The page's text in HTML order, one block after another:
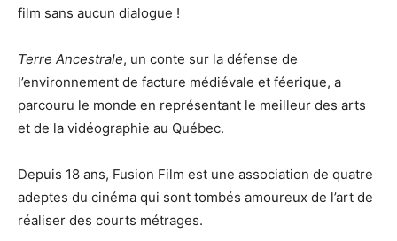
film sans aucun dialogue !
Terre Ancestrale, un conte sur la défense de
l’environnement de facture médiévale et féerique, a
parcouru le monde en représentant le meilleur des arts
et de la vidéographie au Québec.
Depuis 18 ans, Fusion Film est une association de quatre
adeptes du cinéma qui sont tombés amoureux de l’art de
réaliser des courts métrages.